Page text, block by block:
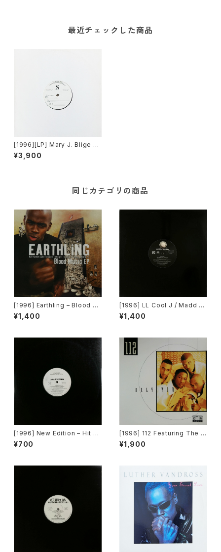
最近チェックした商品
[1996][LP] Mary J. Blige –
Remix LP [Not On Label]
¥3,900
同じカテゴリの商品
[1996] Earthling – Blood M
usic EP [Cooltempo]
¥1,400
[1996] LL Cool J / Madd H
ead – Ain't Nobody / Pim
p'n Ain't Ez [Geffen Recor
¥1,400
[1996] New Edition – Hit M
e Off [MCA Records][PRO
MO]
¥700
[1996] 112 Featuring The N
otorious B.I.G. – Only You
[Bad Boy Entertainment]
¥1,900